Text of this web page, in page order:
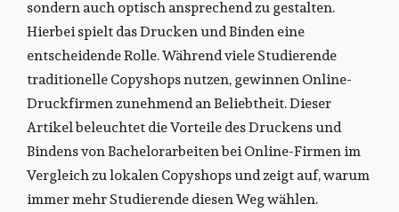
sondern auch optisch ansprechend zu gestalten.
Hierbei spielt das Drucken und Binden eine
entscheidende Rolle. Während viele Studierende
traditionelle Copyshops nutzen, gewinnen Online-
Druckfirmen zunehmend an Beliebtheit. Dieser
Artikel beleuchtet die Vorteile des Druckens und
Bindens von Bachelorarbeiten bei Online-Firmen im
Vergleich zu lokalen Copyshops und zeigt auf, warum
immer mehr Studierende diesen Weg wählen.